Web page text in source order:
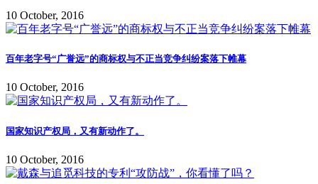
10 October, 2016
百年老字号“广誉远”的商标权与不正当竞争纠纷案落下帷幕
10 October, 2016
国家知识产权局，又有新动作了。
10 October, 2016